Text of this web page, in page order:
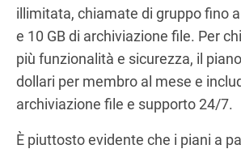
illimitata, chiamate di gruppo fino
e 10 GB di archiviazione file. Per
più funzionalità e sicurezza, il
dollari per membro al mese e
archiviazione file e supporto 24/7.
È piuttosto evidente che i piani a